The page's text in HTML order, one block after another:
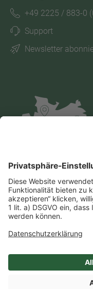
+49 2225 / 883-0
Support
Newsletter
Impressum
Cookie-